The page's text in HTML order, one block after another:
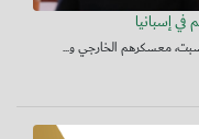
إسبانيا
معسكرهم الخارجي و...